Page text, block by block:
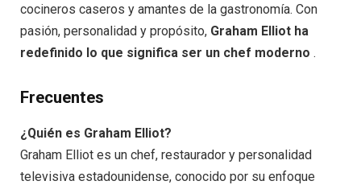
cocineros caseros y amantes de la gastronomía. Con
pasión, personalidad y propósito, Graham Elliot ha
redefinido lo que significa ser un chef moderno .
Frecuentes
¿Quién es Graham Elliot?
Graham Elliot es un chef, restaurador y personalidad
televisiva estadounidense, conocido por su enfoque